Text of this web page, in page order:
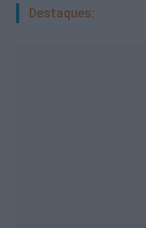
Destaques: